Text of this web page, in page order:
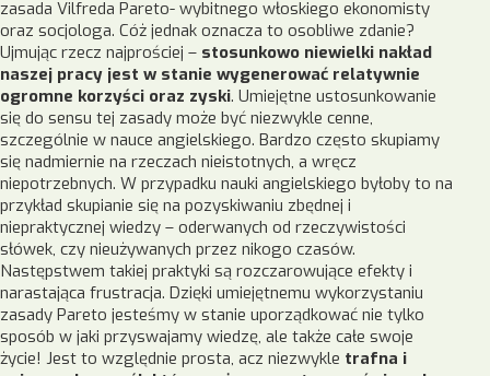
zasada Vilfreda Pareto- wybitnego włoskiego ekonomisty
oraz socjologa. Cóż jednak oznacza to osobliwe zdanie?
Ujmując rzecz najprościej – stosunkowo niewielki nakład
naszej pracy jest w stanie wygenerować relatywnie
ogromne korzyści oraz zyski. Umiejętne ustosunkowanie
się do sensu tej zasady może być niezwykle cenne,
szczególnie w nauce angielskiego. Bardzo często skupiamy
się nadmiernie na rzeczach nieistotnych, a wręcz
niepotrzebnych. W przypadku nauki angielskiego byłoby to na
przykład skupianie się na pozyskiwaniu zbędnej i
niepraktycznej wiedzy – oderwanych od rzeczywistości
słówek, czy nieużywanych przez nikogo czasów.
Następstwem takiej praktyki są rozczarowujące efekty i
narastająca frustracja. Dzięki umiejętnemu wykorzystaniu
zasady Pareto jesteśmy w stanie uporządkować nie tylko
sposób w jaki przyswajamy wiedzę, ale także całe swoje
życie! Jest to względnie prosta, acz niezwykle trafna i